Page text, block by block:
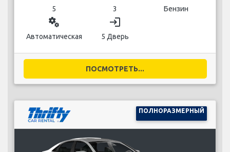
5 3 Бензин
miscellaneous_services
Автоматическая
login
5 Дверь
ПОСМОТРЕТЬ...
ПОЛНОРАЗМЕРНЫЙ